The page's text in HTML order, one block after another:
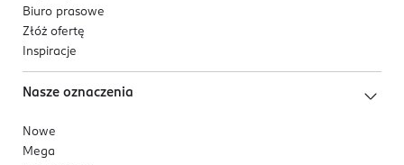
Biuro prasowe
Złóż ofertę
Inspiracje
Nasze oznaczenia
Nowe
Mega